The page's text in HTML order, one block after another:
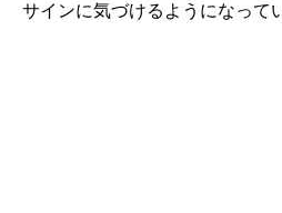
サインに気づけるようになって